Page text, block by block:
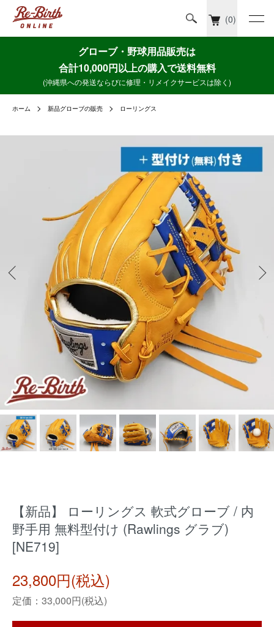
(0)
グローブ・野球用品販売は
合計10,000円以上の購入で送料無料
(沖縄県への発送ならびに修理・リメイクサービスは除く)
ホーム 新品グローブの販売 ローリングス
【新品】 ローリングス 軟式グローブ / 内
野手用 無料型付け (Rawlings グラブ)
[NE719]
23,800円(税込)
定価：33,000円(税込)